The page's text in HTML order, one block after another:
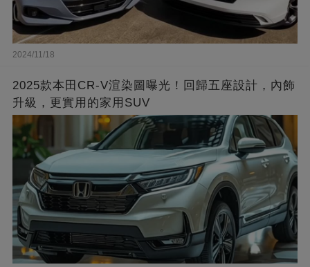
2024/11/18
2025款本田CR-V渲染圖曝光！回歸五座設計，內飾
升級，更實用的家用SUV